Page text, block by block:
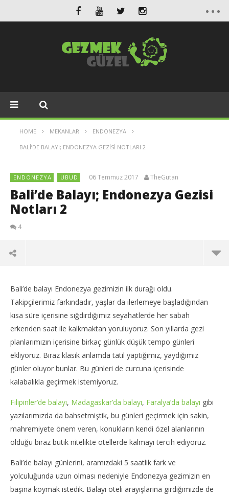
HOME MEKANLAR ENDONEZYA
BALI’DE BALAYI; ENDONEZYA GEZISI NOTLARI 2
ENDONEZYA UBUD 06 Temmuz 2017 TheGutan
Bali’de Balayı; Endonezya Gezisi
Notları 2
4
NOW VIEWING
Bali’de Balayı; Endonezya Gezisi Notları 2
06
Temmuz
TheGutan
Bali’de balayı Endonezya gezimizin ilk durağı oldu.
Takipçilerimiz farkındadır, yaşlar da ilerlemeye başladığından
kısa süre içerisine sığdırdığımız seyahatlerde her sabah
erkenden saat ile kalkmaktan yoruluyoruz. Son yıllarda gezi
planlarımızın içerisine birkaç günlük düşük tempo günleri
ekliyoruz. Biraz klasik anlamda tatil yaptığımız, yaydığımız
günler oluyor bunlar. Bu günleri de curcuna içerisinde
kalabalıkla geçirmek istemiyoruz.
Filipinler’de balayı, Madagaskar’da balayı, Faralya’da balayı gibi
yazılarımızda da bahsetmiştik, bu günleri geçirmek için sakin,
mahremiyete önem veren, konukların kendi özel alanlarının
olduğu biraz butik nitelikte otellerde kalmayı tercih ediyoruz.
Bali’de balayı günlerini, aramızdaki 5 saatlik fark ve
yolculuğunda uzun olması nedeniyle Endonezya gezimizin en
başına koymak istedik. Balayı oteli arayışlarına girdiğimizde de